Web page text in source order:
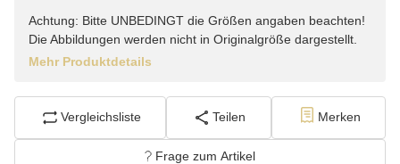
Achtung: Bitte UNBEDINGT die Größen angaben beachten!
Die Abbildungen werden nicht in Originalgröße dargestellt.
Mehr Produktdetails
Vergleichsliste Teilen Merken
Frage zum Artikel